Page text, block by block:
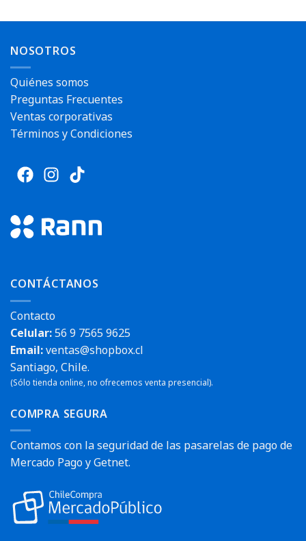
NOSOTROS
Quiénes somos
Preguntas Frecuentes
Ventas corporativas
Términos y Condiciones
CONTÁCTANOS
Contacto
Celular:56 9 7565 9625
Email:ventas@shopbox.cl
Santiago, Chile.
(Sólo tienda online, no ofrecemos venta presencial).
COMPRA SEGURA
Contamos con la seguridad de las pasarelas de pago de
Mercado Pago y Getnet.